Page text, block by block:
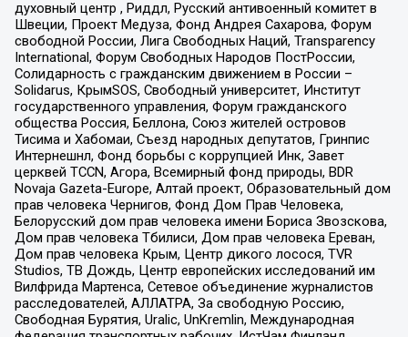
духовный центр , Риддл, Русский антивоенный комитет в
Швеции, Проект Медуза, Фонд Андрея Сахарова, Форум
свободной России, Лига Свободных Наций, Transparеncy
International, Форум Свободных Народов ПостРоссии,
Солидарность с гражданским движением в России –
Solidarus, КрымSOS, Свободный университет, Институт
государственного управления, Форум гражданского
общества Россия, Беллона, Союз жителей островов
Тисима и Хабомаи, Съезд народных депутатов, Гринпис
Интернешнл, Фонд борьбы с коррупцией Инк, Завет
церквей TCCN, Агора, Всемирный фонд природы, BDR
Novaja Gazeta-Europe, Алтай проект, Образовательный дом
прав человека Чернигов, Фонд Дом Прав Человека,
Белорусский дом прав человека имени Бориса Звозскова,
Дом прав человека Тбилиси, Дом прав человека Ереван,
Дом прав человека Крым, Центр дикого лосося, TVR
Studios, ТВ Дождь, Центр европейских исследований им
Вилфрида Мартенса, Сетевое объединение журналистов
расследователей, АЛЛАТРА, За свободную Россию,
Свободная Бурятия, Uralic, UnKremlin, Международная